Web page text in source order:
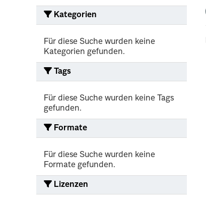
Kategorien
Für diese Suche wurden keine
Kategorien gefunden.
Tags
Für diese Suche wurden keine Tags
gefunden.
Formate
Für diese Suche wurden keine
Formate gefunden.
Lizenzen